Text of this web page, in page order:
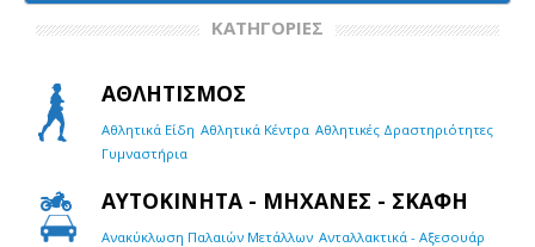
ΚΑΤΗΓΟΡΙΕΣ
ΑΘΛΗΤΙΣΜΟΣ
Αθλητικά Είδη Αθλητικά Κέντρα Αθλητικές Δραστηριότητες
Γυμναστήρια
ΑΥΤΟΚΙΝΗΤΑ - ΜΗΧΑΝΕΣ - ΣΚΑΦΗ
Ανακύκλωση Παλαιών Μετάλλων Ανταλλακτικά - Αξεσουάρ